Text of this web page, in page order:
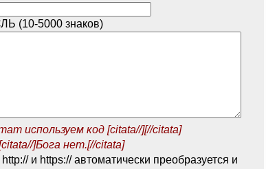
(10-5000 знаков)
используем код [citata//][//citata]
]Бога нет.[//citata]
и https:// автоматически преобразуется и